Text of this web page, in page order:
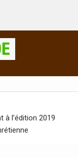
l’édition 2019